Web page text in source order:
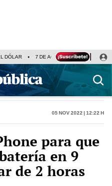
DÓLAR 7 DE AGOSTO OLLANTA
05 Nov 2022 | 12:22 h
para que
en 9
de 2 horas